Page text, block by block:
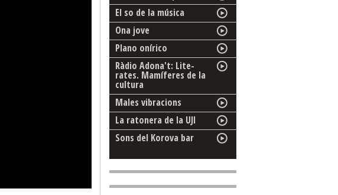
El so de la música
Ona jove
Plano onírico
Ràdio Adona't: Lite-
rates. Mamíferes de la
cultura
Males vibracions
La ratonera de la UJI
Sons del Korova bar